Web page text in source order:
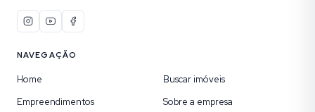
NAVEGAÇÃO
Home
Buscar imóveis
Empreendimentos
Sobre a empresa